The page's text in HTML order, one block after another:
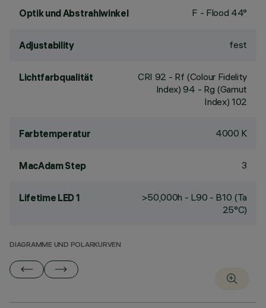
Optik und Abstrahlwinkel F - Flood 44°
Adjustability fest
Lichtfarbqualität CRI 92 - Rf (Colour Fidelity
Index) 94 - Rg (Gamut
Index) 102
Farbtemperatur 4000 K
MacAdam Step 3
Lifetime LED 1
>50,000h - L90 - B10 (Ta
25°C)
DIAGRAMME UND POLARKURVEN